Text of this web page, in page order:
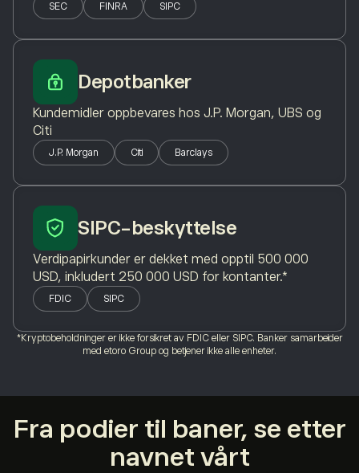
SEC FINRA SIPC
Depotbanker
Kundemidler oppbevares hos J.P. Morgan, UBS og
Citi
J.P. Morgan Citi Barclays
SIPC-beskyttelse
Verdipapirkunder er dekket med opptil 500 000
USD, inkludert 250 000 USD for kontanter.*
FDIC SIPC
*Kryptobeholdninger er ikke forsikret av FDIC eller SIPC. Banker samarbeider
med etoro Group og betjener ikke alle enheter.
Fra podier til baner, se etter
navnet vårt